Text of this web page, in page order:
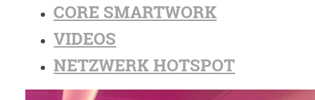
CORE SMARTWORK
VIDEOS
NETZWERK HOTSPOT